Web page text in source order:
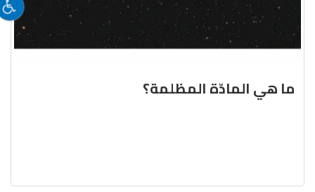
ما هي المادّة المظلمة؟